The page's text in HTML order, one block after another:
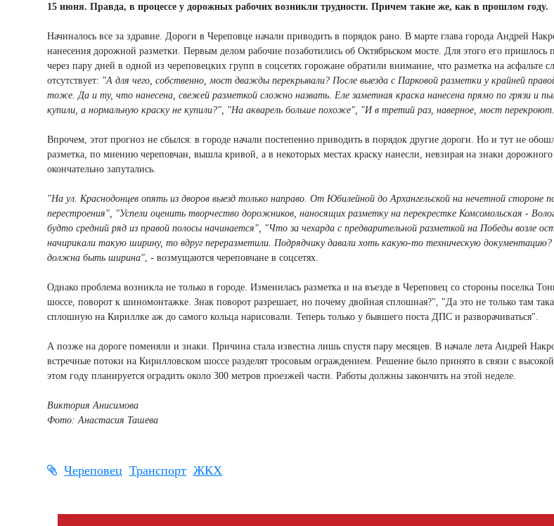
15 июня. Правда, в процессе у дорожных рабочих возникли трудности. Причем такие же, как в прошлом году.
Начиналось все за здравие. Дороги в Череповце начали приводить в порядок рано. В марте глава города Андрей
нанесения дорожной разметки. Первым делом рабочие позаботились об Октябрьском мосте. Для этого его пришлось
через пару дней в одной из череповецких групп в соцсетях горожане обратили внимание, что разметка на асфальте
отсутствует: "А для чего, собственно, мост дважды перекрывали? После выезда с Парковой разметки у крайней
тоже. Да и ту, что нанесена, свежей разметкой сложно назвать. Еле заметная краска нанесена прямо по грязи и
купили, а нормальную краску не купили?", "На акварель больше похоже", "И в третий раз, наверное, мост
Впрочем, этот прогноз не сбылся: в городе начали постепенно приводить в порядок другие дороги. Но и тут не
разметка, по мнению череповчан, вышла кривой, а в некоторых местах краску нанесли, невзирая на знаки
окончательно запутались.
"На ул. Краснодонцев опять из дворов выезд только направо. От Юбилейной до Архангельской на нечетной стороне
перестроения", "Успели оценить творчество дорожников, наносящих разметку на перекрестке Комсомольская -
будто средний ряд из правой полосы начинается", "Что за чехарда с предварительной разметкой на Победы возле
начирикали такую ширину, то вдруг переразметили. Подрядчику давали хоть какую-то техническую
должна быть ширина" , - возмущаются череповчане в соцсетях.
Однако проблема возникла не только в городе. Изменилась разметка и на въезде в Череповец со стороны поселка
шоссе, поворот к шиномонтажке. Знак поворот разрешает, но почему двойная сплошная?", "Да это не только там
сплошную на Кириллке аж до самого кольца нарисовали. Теперь только у бывшего поста ДПС и разворачиваться".
А позже на дороге поменяли и знаки. Причина стала известна лишь спустя пару месяцев. В начале лета Андрей
встречные потоки на Кирилловском шоссе разделят тросовым ограждением. Решение было принято в связи с
этом году планируется оградить около 300 метров проезжей части. Работы должны закончить на этой неделе.
Виктория Анисимова
Фото: Анастасия Ташева
Череповец Транспорт ЖКХ